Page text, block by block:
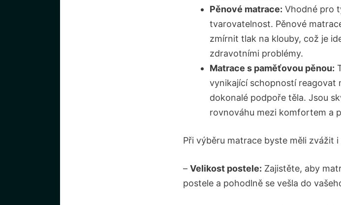
Pěnové matrace: Vhodné pro
tvarovatelnost. Pěnové
zmírnit tlak na klouby,⁣ což‍ je
zdravotními problémy.
Matrace s paměťovou pěnou:
vynikající⁣ schopností reagovat
dokonalé ⁤podpoře těla. Jsou
rovnováhu mezi ⁢komfortem a
Při výběru‍ matrace⁤ byste měli zvážit⁢
– Velikost⁢ postele: Zajistěte,⁣ aby
postele a ‍pohodlně se vešla‌ do